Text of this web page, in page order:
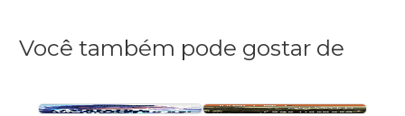
Você também pode gostar de